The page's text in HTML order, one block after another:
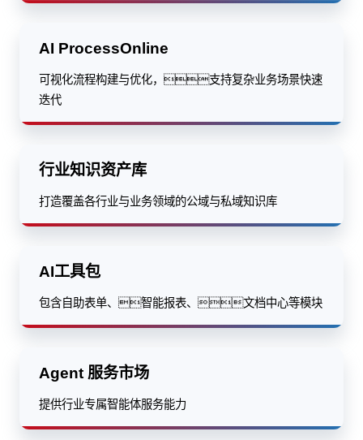
AI ProcessOnline
可视化流程构建与优化，支持复杂业务场景快速
迭代
行业知识资产库
打造覆盖各行业与业务领域的公域与私域知识库
AI工具包
包含自助表单、智能报表、文档中心等模块
Agent 服务市场
提供行业专属智能体服务能力